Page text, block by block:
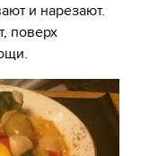
и нарезают.
поверх